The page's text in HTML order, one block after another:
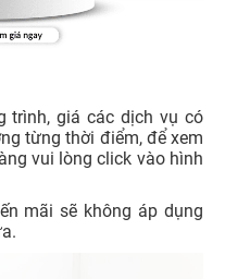
trình, giá các dịch vụ có
từng thời điểm, để xem
vui lòng click vào hình
mãi sẽ không áp dụng